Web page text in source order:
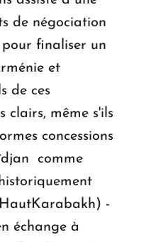
de négociation
finaliser un
et
de ces
clairs, même s'ils
concessions
comme
échange à